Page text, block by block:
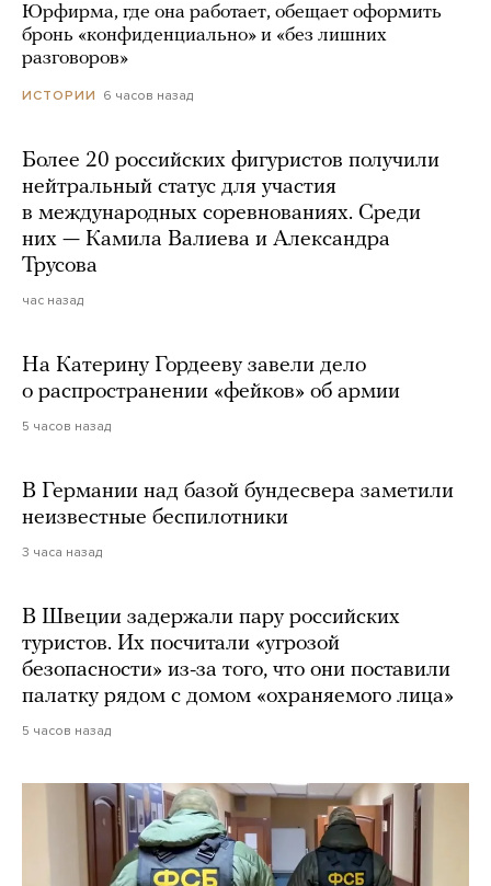
Юрфирма, где она работает, обещает оформить
бронь «конфиденциально» и «без лишних
разговоров»
ИСТОРИИ 6 часов назад
Более 20 российских фигуристов получили
нейтральный статус для участия
в международных соревнованиях. Среди
них — Камила Валиева и Александра
Трусова
час назад
На Катерину Гордееву завели дело
о распространении «фейков» об армии
5 часов назад
В Германии над базой бундесвера заметили
неизвестные беспилотники
3 часа назад
В Швеции задержали пару российских
туристов. Их посчитали «угрозой
безопасности» из-за того, что они поставили
палатку рядом с домом «охраняемого лица»
5 часов назад